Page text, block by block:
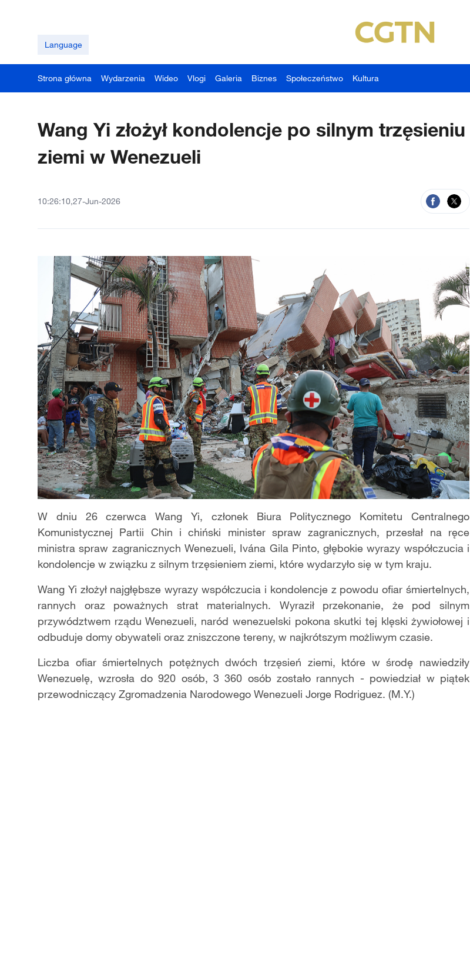
Language
Strona główna Wydarzenia Wideo Vlogi Galeria Biznes Społeczeństwo Kultura
Wang Yi złożył kondolencje po silnym trzęsieniu
ziemi w Wenezueli
10:26:10,27-Jun-2026
W dniu 26 czerwca Wang Yi, członek Biura Politycznego Komitetu Centralnego
Komunistycznej Partii Chin i chiński minister spraw zagranicznych, przesłał na ręce
ministra spraw zagranicznych Wenezueli, Ivána Gila Pinto, głębokie wyrazy współczucia i
kondolencje w związku z silnym trzęsieniem ziemi, które wydarzyło się w tym kraju.
Wang Yi złożył najgłębsze wyrazy współczucia i kondolencje z powodu ofiar śmiertelnych,
rannych oraz poważnych strat materialnych. Wyraził przekonanie, że pod silnym
przywództwem rządu Wenezueli, naród wenezuelski pokona skutki tej klęski żywiołowej i
odbuduje domy obywateli oraz zniszczone tereny, w najkrótszym możliwym czasie.
Liczba ofiar śmiertelnych potężnych dwóch trzęsień ziemi, które w środę nawiedziły
Wenezuelę, wzrosła do 920 osób, 3 360 osób zostało rannych - powiedział w piątek
przewodniczący Zgromadzenia Narodowego Wenezueli Jorge Rodriguez. (M.Y.)